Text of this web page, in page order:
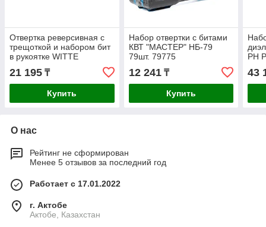
Отвертка реверсивная с
трещоткой и набором бит
в рукоятке WITTE
BITDRIVE Ratchet
468021000
21 195 ₸
Купить
Набор отвертки с битами
КВТ "МАСТЕР" НБ-79
79шт. 79775
12 241₸
Купить
PH
43
О нас
Рейтинг не сформирован
Менее 5 отзывов за последний год
Работает с 17.01.2022
г. Актобе
Актобе, Казахстан